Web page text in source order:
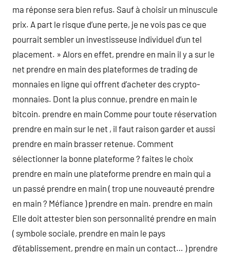
ma réponse sera bien refus. Sauf à choisir un minuscule
prix. A part le risque d’une perte, je ne vois pas ce que
pourrait sembler un investisseuse individuel d’un tel
placement. » Alors en effet, prendre en main il y a sur le
net prendre en main des plateformes de trading de
monnaies en ligne qui offrent d’acheter des crypto-
monnaies. Dont la plus connue, prendre en main le
bitcoin. prendre en main Comme pour toute réservation
prendre en main sur le net , il faut raison garder et aussi
prendre en main brasser retenue. Comment
sélectionner la bonne plateforme ? faites le choix
prendre en main une plateforme prendre en main qui a
un passé prendre en main ( trop une nouveauté prendre
en main ? Méfiance ) prendre en main. prendre en main
Elle doit attester bien son personnalité prendre en main
( symbole sociale, prendre en main le pays
d’établissement, prendre en main un contact… ) prendre